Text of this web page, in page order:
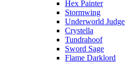
Hex Painter
Stormwing
Underworld Judge
Crystella
Tundrahoof
Sword Sage
Flame Darklord